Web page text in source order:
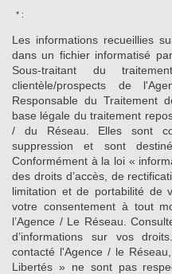
* :
Les informations recueillies
dans un fichier informatisé
Sous-traitant du
clientèle/prospects de
Responsable du Traitement
base légale du traitement
/ du Réseau. Elles sont
suppression et sont
Conformément à la loi «
des droits d’accès, de
limitation et de portabilité de
votre consentement à tout
l’Agence / Le Réseau.
d’informations sur vos
contacté l'Agence / le
Libertés » ne sont pas